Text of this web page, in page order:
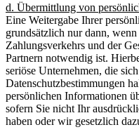
d. Übermittlung von
Eine Weitergabe Ihrer
grundsätzlich nur dann,
Zahlungsverkehrs und der
Partnern notwendig ist.
seriöse Unternehmen, die
Datenschutzbestimmungen
persönlichen Informationen
sofern Sie nicht Ihr
haben oder wir gesetzlich